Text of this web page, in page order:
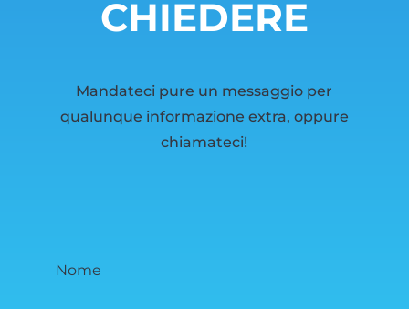
CHIEDERE
Mandateci pure un messaggio per
qualunque informazione extra, oppure
chiamateci!